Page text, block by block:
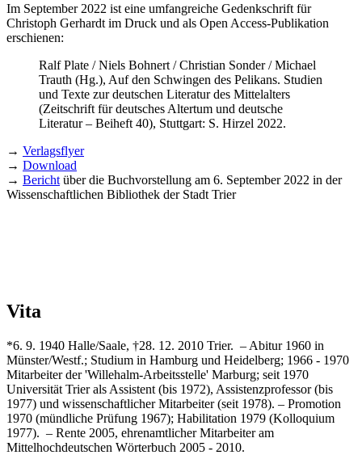
Im September 2022 ist eine umfangreiche Gedenkschrift für
Christoph Gerhardt im Druck und als Open Access-Publikation
erschienen:
Ralf Plate / Niels Bohnert / Christian Sonder / Michael
Trauth (Hg.), Auf den Schwingen des Pelikans. Studien
und Texte zur deutschen Literatur des Mittelalters
(Zeitschrift für deutsches Altertum und deutsche
Literatur – Beiheft 40), Stuttgart: S. Hirzel 2022.
→ Verlagsflyer
→ Download
→ Bericht über die Buchvorstellung am 6. September 2022 in der
Wissenschaftlichen Bibliothek der Stadt Trier
Vita
*6. 9. 1940 Halle/Saale, †28. 12. 2010 Trier. – Abitur 1960 in
Münster/Westf.; Studium in Hamburg und Heidelberg; 1966 - 1970
Mitarbeiter der 'Willehalm-Arbeitsstelle' Marburg; seit 1970
Universität Trier als Assistent (bis 1972), Assistenzprofessor (bis
1977) und wissenschaftlicher Mitarbeiter (seit 1978). – Promotion
1970 (mündliche Prüfung 1967); Habilitation 1979 (Kolloquium
1977). – Rente 2005, ehrenamtlicher Mitarbeiter am
Mittelhochdeutschen Wörterbuch 2005 - 2010.